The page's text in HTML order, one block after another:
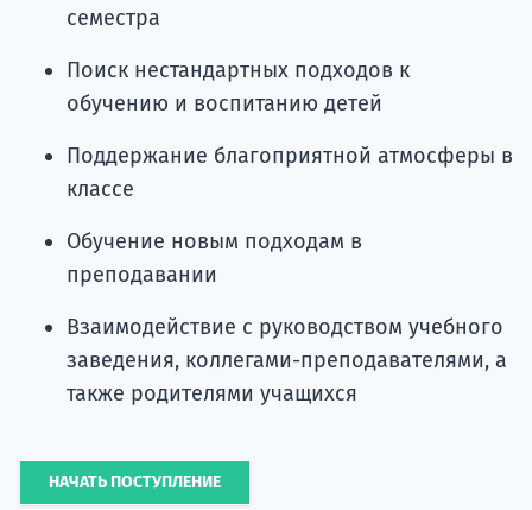
семестра
Поиск нестандартных подходов к
обучению и воспитанию детей
Поддержание благоприятной атмосферы в
классе
Обучение новым подходам в
преподавании
Взаимодействие с руководством учебного
заведения, коллегами-преподавателями, а
также родителями учащихся
НАЧАТЬ ПОСТУПЛЕНИЕ